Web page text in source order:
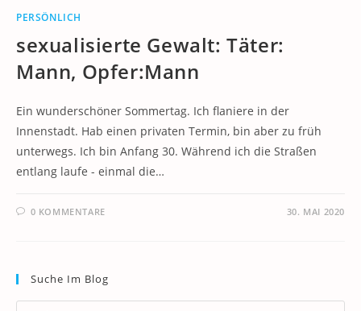
PERSÖNLICH
sexualisierte Gewalt: Täter:
Mann, Opfer:Mann
Ein wunderschöner Sommertag. Ich flaniere in der
Innenstadt. Hab einen privaten Termin, bin aber zu früh
unterwegs. Ich bin Anfang 30. Während ich die Straßen
entlang laufe - einmal die…
0 KOMMENTARE 30. MAI 2020
Suche Im Blog